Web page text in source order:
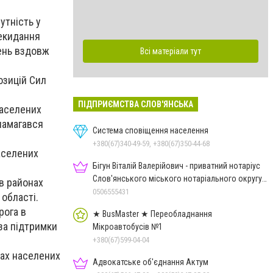
у
вздовж
Сил
районах
в
підтримки
населених
Всі матеріали тут
ПІДПРИЄМСТВА СЛОВ'ЯНСЬКА
Система сповіщення населення
+380(67)340-49-59, +380(67)350-44-68
Бігун Віталій Валерійович - приватний нотаріус
Слов'янського міського нотаріального округу
Дон.обл.
0506555431
★ BusMaster ★ Переобладнання
Мікроавтобусів №1
+380(67)599-04-04
Адвокатське об'єднання Актум